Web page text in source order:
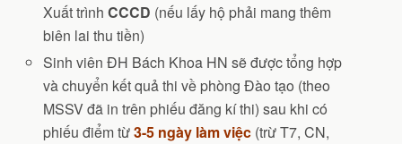
Xuất trìnhCCCD (nếu lấy hộ phải mang thêm
biên lai thu tiền)
Sinh viên ĐH Bách Khoa HN sẽ được tổng hợp
và chuyển kết quả thi về phòng Đào tạo (theo
MSSV đã in trên phiếu đăng kí thi) sau khi có
phiếu điểm từ3-5 ngày làm việc (trừ T7, CN,